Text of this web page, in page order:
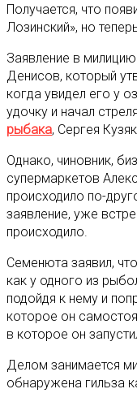
Получается, что
Лозинский», но
Заявление в
Денисов, который
когда увидел его у
удочку и начал
рыбака, Сергея
Однако, чиновник,
супермаркетов
происходило по-
заявление, уже
происходило.
Семенюта заявил,
как у одного из
подойдя к нему и
которое он
в которое он
Делом занимается
обнаружена гильза